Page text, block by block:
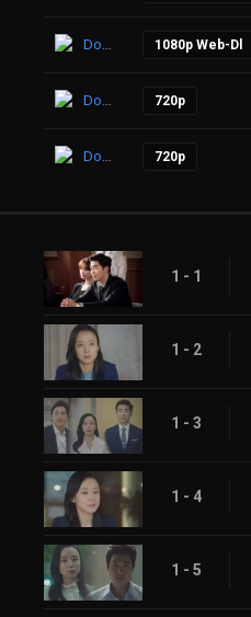
Download 1080p Web-Dl
Download 720p
Download 720p
1 - 1
1 - 2
1 - 3
1 - 4
1 - 5